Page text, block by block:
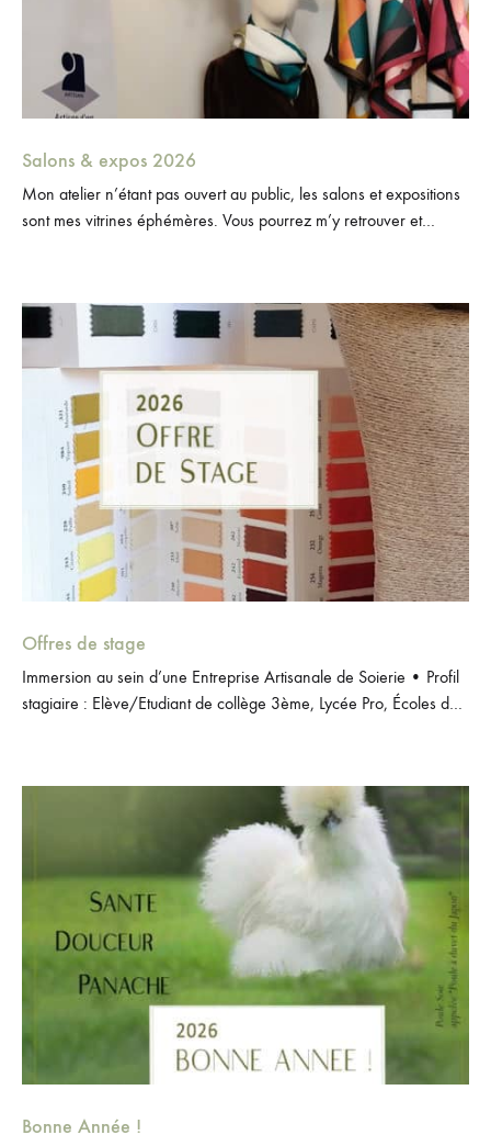
Salons & expos 2026
Mon atelier n’étant pas ouvert au public, les salons et expositions
sont mes vitrines éphémères. Vous pourrez m’y retrouver et
Offres de stage
Immersion au sein d’une Entreprise Artisanale de Soierie • Profil
stagiaire : Elève/Etudiant de collège 3ème, Lycée Pro, Écoles de
Bonne Année !